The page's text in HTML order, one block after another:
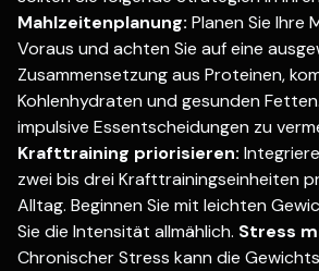
Mahlzeitenplanung: Planen Sie Ihre
Voraus und achten Sie auf eine
Zusammensetzung aus Proteinen,
Kohlenhydraten und gesunden
impulsive Essentscheidungen zu
Krafttraining priorisieren:
zwei bis drei Krafttrainingseinheiten
Alltag. Beginnen Sie mit leichten
Sie die Intensität allmählich. Stress
Chronischer Stress kann die